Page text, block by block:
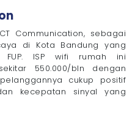
Communication, sebagai
di Kota Bandung yang
FUP. ISP wifi rumah ini
550.000/bln dengan
cukup positif
kecepatan sinyal yang